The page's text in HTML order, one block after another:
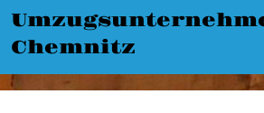
Chemnitz